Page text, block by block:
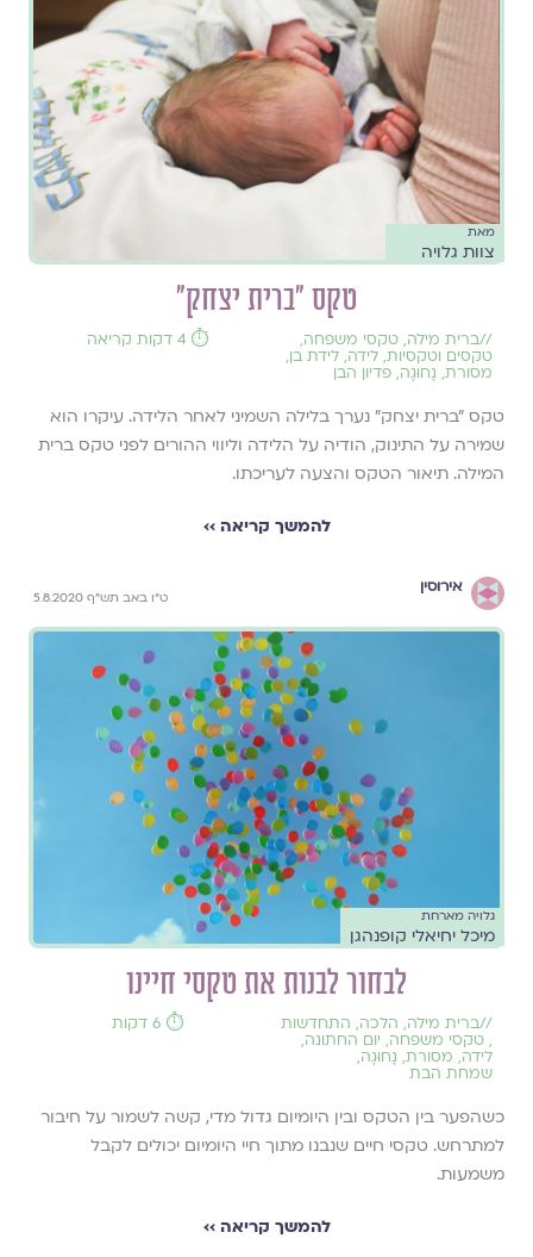
מאת
צוות גלויה
טקס "ברית יצחק"
//ברית מילה, טקסי משפחה,
טקסים וטקסיות, לידה, לידת בן,
מסורת, נָחוּגָה, פדיון הבן
⏱️ 4 דקות קריאה
טקס "ברית יצחק" נערך בלילה השמיני לאחר הלידה. עיקרו הוא
שמירה על התינוק, הודיה על הלידה וליווי ההורים לפני טקס ברית
המילה. תיאור הטקס והצעה לעריכתו.
להמשך קריאה ››
אירוסין
ט"ו באב תש"ף 5.8.2020
גלויה מארחת
מיכל יחיאלי קופנהגן
לבחור לבנות את טקסי חיינו
//ברית מילה, הלכה, התחדשות
, טקסי משפחה, יום החתונה,
לידה, מסורת, נָחוּגָה,
שמחת הבת
⏱️ 6 דקות
כשהפער בין הטקס ובין היומיום גדול מדי, קשה לשמור על חיבור
למתרחש. טקסי חיים שנבנו מתוך חיי היומיום יכולים לקבל
משמעות.
להמשך קריאה ››